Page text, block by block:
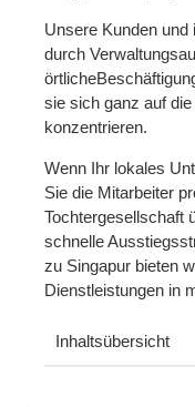
Unsere Kunden
durch
örtliche
sie sich ganz auf
konzentrieren.
Wenn Ihr lokales
Sie die Mitarbeiter
Tochtergesellschaft
schnelle
zu Singapur bieten
Dienstleistungen in
Inhaltsübersicht